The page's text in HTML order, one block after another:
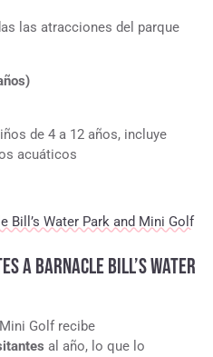
las atracciones del parque
de 4 a 12 años, incluye
acuáticos
Bill’s Water Park and Mini Golf
A BARNACLE BILL’S WATER
Golf recibe
al año, lo que lo